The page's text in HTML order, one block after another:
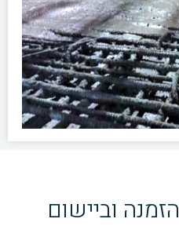
וביישום